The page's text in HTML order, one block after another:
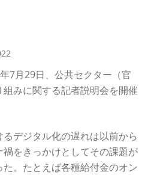
7月29日、公共セクター（官
みに関する記者説明会を開催
デジタル化の遅れは以前から
をきっかけとしてその課題が
。たとえば各種給付金のオン